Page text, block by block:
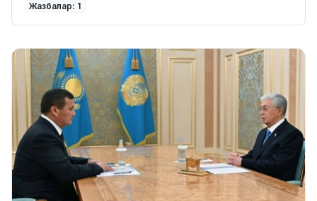
Жазбалар: 1